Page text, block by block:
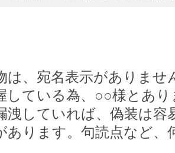
、宛名表示がありませ
している為、○○様とあ
洩していれば、偽装は容
あります。句読点など、